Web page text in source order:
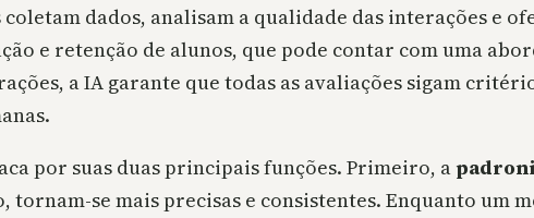
dados, analisam a qualidade das interações e
e retenção de alunos, que pode contar com uma
a IA garante que todas as avaliações sigam
por suas duas principais funções. Primeiro, a
tornam-se mais precisas e consistentes. Enquanto